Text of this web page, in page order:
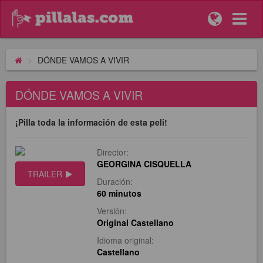
DÓNDE VAMOS A VIVIR
DÓNDE VAMOS A VIVIR
¡Pilla toda la información de esta peli!
TRAILER
Director:
GEORGINA CISQUELLA
Duración:
60 minutos
Versión:
Original Castellano
Idioma original:
Castellano